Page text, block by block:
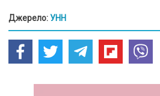
Джерело: УНН